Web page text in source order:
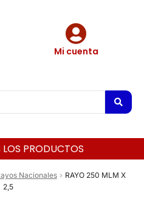
Mi cuenta
PRODUCTOS
Nacionales
RAYO 250 MLM X
2,5